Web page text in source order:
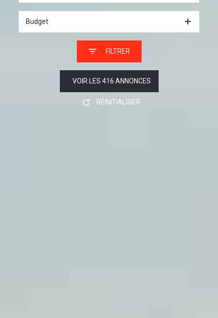
Budget
FILTRER
VOIR LES 416 ANNONCES
RÉINITIALISER